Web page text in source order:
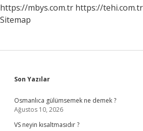
https://mbys.com.tr https://tehi.com.tr
Sitemap
Sidebar
Son Yazılar
Osmanlıca gülümsemek ne demek ?
Ağustos 10, 2026
VS neyin kısaltmasıdır ?